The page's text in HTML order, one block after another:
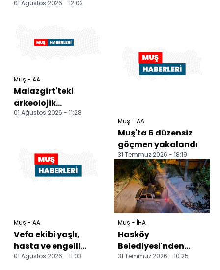
01 Ağustos 2026 - 12:02
Muş - AA
Malazgirt'teki
arkeolojik
buluntular bölgenin
01 Ağustos 2026 - 11:28
Muş - AA
Vefa ekibi yaşlı,
hasta ve engelli
vatandaşları yalnız
01 Ağustos 2026 - 11:03
Muş - AA
Muş'ta 6 düzensiz
göçmen yakalandı
31 Temmuz 2026 - 18:19
Muş - İHA
Hasköy
Belediyesi'nden
sivrisinek ve
31 Temmuz 2026 - 10:25